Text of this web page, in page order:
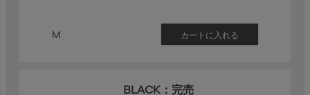
M カートに入れる
BLACK：完売